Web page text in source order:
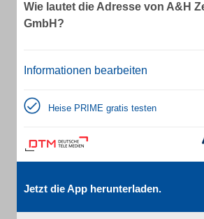
Wie lautet die Adresse von A&H
GmbH?
Informationen bearbeiten
Heise PRIME gratis testen
Jetzt die App herunterladen.